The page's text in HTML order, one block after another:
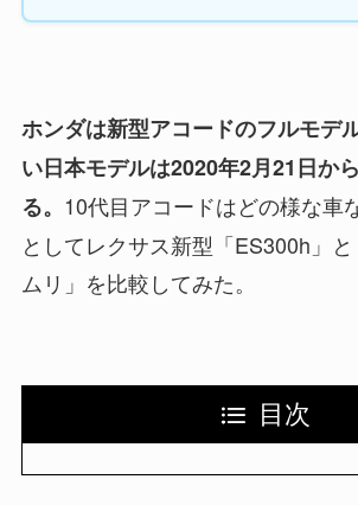
ホンダは新型アコードのフルモデ
い日本モデルは2020年2月21日か
る。 10代目アコードはどの様な車
としてレクサス新型「ES300h」
ムリ」を比較してみた。
目次